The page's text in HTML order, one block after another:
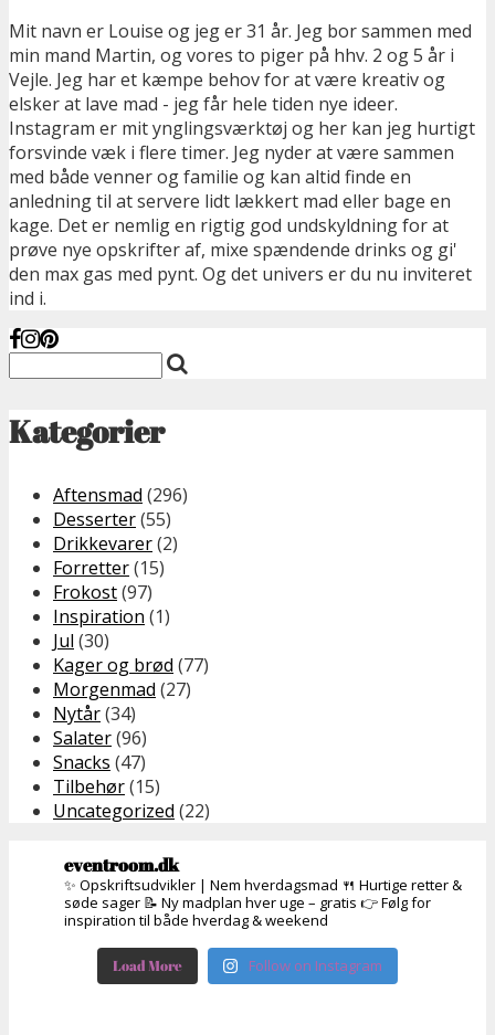
Mit navn er Louise og jeg er 31 år. Jeg bor sammen med
min mand Martin, og vores to piger på hhv. 2 og 5 år i
Vejle. Jeg har et kæmpe behov for at være kreativ og
elsker at lave mad - jeg får hele tiden nye ideer.
Instagram er mit ynglingsværktøj og her kan jeg hurtigt
forsvinde væk i flere timer. Jeg nyder at være sammen
med både venner og familie og kan altid finde en
anledning til at servere lidt lækkert mad eller bage en
kage. Det er nemlig en rigtig god undskyldning for at
prøve nye opskrifter af, mixe spændende drinks og gi'
den max gas med pynt. Og det univers er du nu inviteret
ind i.
Kategorier
Aftensmad (296)
Desserter(55)
Drikkevarer(2)
Forretter(15)
Frokost(97)
Inspiration (1)
Jul (30)
Kager og brød (77)
Morgenmad (27)
Nytår(34)
Salater(96)
Snacks (47)
Tilbehør(15)
Uncategorized (22)
eventroom.dk
✨ Opskriftsudvikler | Nem hverdagsmad 🍴 Hurtige retter &
søde sager 📝 Ny madplan hver uge – gratis 👉 Følg for
inspiration til både hverdag & weekend
Load More Follow on Instagram